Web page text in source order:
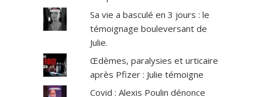
Sa vie a basculé en 3 jours : le
témoignage bouleversant de
Julie.
Œdèmes, paralysies et urticaire
après Pfizer : Julie témoigne
Covid : Alexis Poulin dénonce